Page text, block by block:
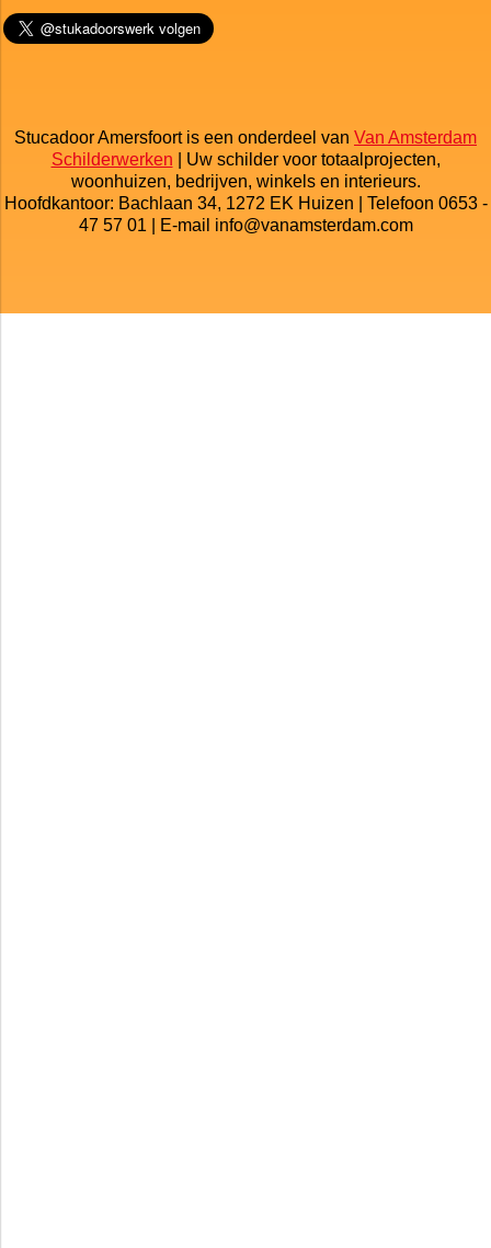
Stucadoor Amersfoort is een onderdeel van Van Amsterdam
Schilderwerken | Uw schilder voor totaalprojecten,
woonhuizen, bedrijven, winkels en interieurs.
Hoofdkantoor: Bachlaan 34, 1272 EK Huizen | Telefoon 0653 -
47 57 01 | E-mail info@vanamsterdam.com